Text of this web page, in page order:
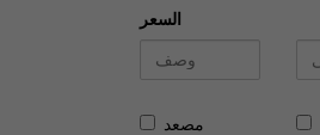
السعر
مصعد